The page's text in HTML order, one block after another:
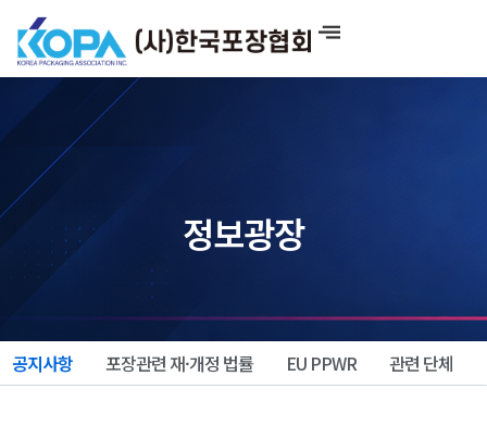
너
정보광장
공지사항 포장관련 재·개정 법률 EU PPWR 관련 단체